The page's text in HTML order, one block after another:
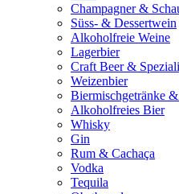
Champagner &
Süss- & Dessertwein
Alkoholfreie Weine
Lagerbier
Craft Beer &
Weizenbier
Biermischgetränke
Alkoholfreies Bier
Whisky
Gin
Rum & Cachaça
Vodka
Tequila